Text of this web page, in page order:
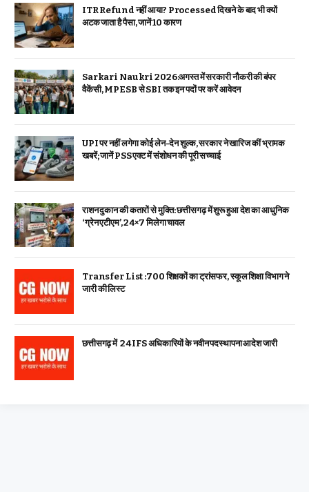
ITR Refund नहीं आया? Processed दिखने के बाद भी क्यों
अटक जाता है पैसा, जानें 10 कारण
Sarkari Naukri 2026:अगस्त में सरकारी नौकरी की बंपर
वैकेंसी, MPESB से SBI तक इन पदों पर करें आवेदन
UPI पर नहीं लगेगा कोई लेन-देन शुल्क, सरकार ने खारिज कीं भ्रामक
खबरें; जानें PSS एक्ट में संशोधन की पूरी सच्चाई
राशन दुकान की कतारों से मुक्ति: छत्तीसगढ़ में शुरू हुआ देश का आधुनिक
‘ग्रेन एटीएम’, 24×7 मिलेगा चावल
Transfer List :700 शिक्षकों का ट्रांसफर, स्कूल शिक्षा विभाग ने
जारी की लिस्ट
छत्तीसगढ़ में 24 IFS अधिकारियों के नवीन पदस्थापना आदेश जारी